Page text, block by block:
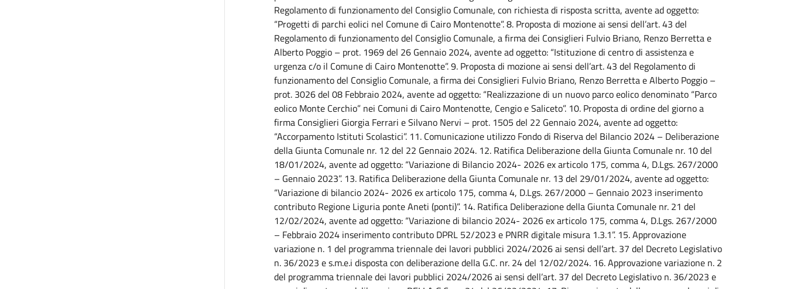
Regolamento di funzionamento del Consiglio Comunale, con richiesta di risposta scritta, avente ad oggetto:
“Progetti di parchi eolici nel Comune di Cairo Montenotte”. 8. Proposta di mozione ai sensi dell’art. 43 del
Regolamento di funzionamento del Consiglio Comunale, a firma dei Consiglieri Fulvio Briano, Renzo Berretta e
Alberto Poggio – prot. 1969 del 26 Gennaio 2024, avente ad oggetto: “Istituzione di centro di assistenza e
urgenza c/o il Comune di Cairo Montenotte”. 9. Proposta di mozione ai sensi dell’art. 43 del Regolamento di
funzionamento del Consiglio Comunale, a firma dei Consiglieri Fulvio Briano, Renzo Berretta e Alberto Poggio –
prot. 3026 del 08 Febbraio 2024, avente ad oggetto: “Realizzazione di un nuovo parco eolico denominato “Parco
eolico Monte Cerchio” nei Comuni di Cairo Montenotte, Cengio e Saliceto”. 10. Proposta di ordine del giorno a
firma Consiglieri Giorgia Ferrari e Silvano Nervi – prot. 1505 del 22 Gennaio 2024, avente ad oggetto:
“Accorpamento Istituti Scolastici”. 11. Comunicazione utilizzo Fondo di Riserva del Bilancio 2024 – Deliberazione
della Giunta Comunale nr. 12 del 22 Gennaio 2024. 12. Ratifica Deliberazione della Giunta Comunale nr. 10 del
18/01/2024, avente ad oggetto: “Variazione di Bilancio 2024- 2026 ex articolo 175, comma 4, D.Lgs. 267/2000
– Gennaio 2023”. 13. Ratifica Deliberazione della Giunta Comunale nr. 13 del 29/01/2024, avente ad oggetto:
“Variazione di bilancio 2024- 2026 ex articolo 175, comma 4, D.Lgs. 267/2000 – Gennaio 2023 inserimento
contributo Regione Liguria ponte Aneti (ponti)”. 14. Ratifica Deliberazione della Giunta Comunale nr. 21 del
12/02/2024, avente ad oggetto: “Variazione di bilancio 2024- 2026 ex articolo 175, comma 4, D.Lgs. 267/2000
– Febbraio 2024 inserimento contributo DPRL 52/2023 e PNRR digitale misura 1.3.1”. 15. Approvazione
variazione n. 1 del programma triennale dei lavori pubblici 2024/2026 ai sensi dell’art. 37 del Decreto Legislativo
n. 36/2023 e s.m.e.i disposta con deliberazione della G.C. nr. 24 del 12/02/2024. 16. Approvazione variazione n. 2
del programma triennale dei lavori pubblici 2024/2026 ai sensi dell’art. 37 del Decreto Legislativo n. 36/2023 e